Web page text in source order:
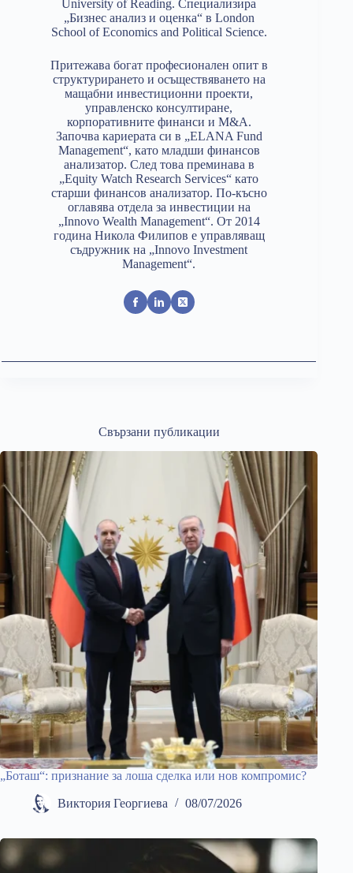
University of Reading. Специализира
„Бизнес анализ и оценка“ в London
School of Economics and Political Science.
Притежава богат професионален опит в
структурирането и осъществяването на
мащабни инвестиционни проекти,
управленско консултиране,
корпоративните финанси и M&A.
Започва кариерата си в „ELANA Fund
Management“, като младши финансов
анализатор. След това преминава в
„Equity Watch Research Services“ като
старши финансов анализатор. По-късно
оглавява отдела за инвестиции на
„Innovo Wealth Management“. От 2014
година Никола Филипов е управляващ
съдружник на „Innovo Investment
Management“.
Свързани публикации
„Боташ“: признание за лоша сделка или нов компромис?
Виктория Георгиева 08/07/2026